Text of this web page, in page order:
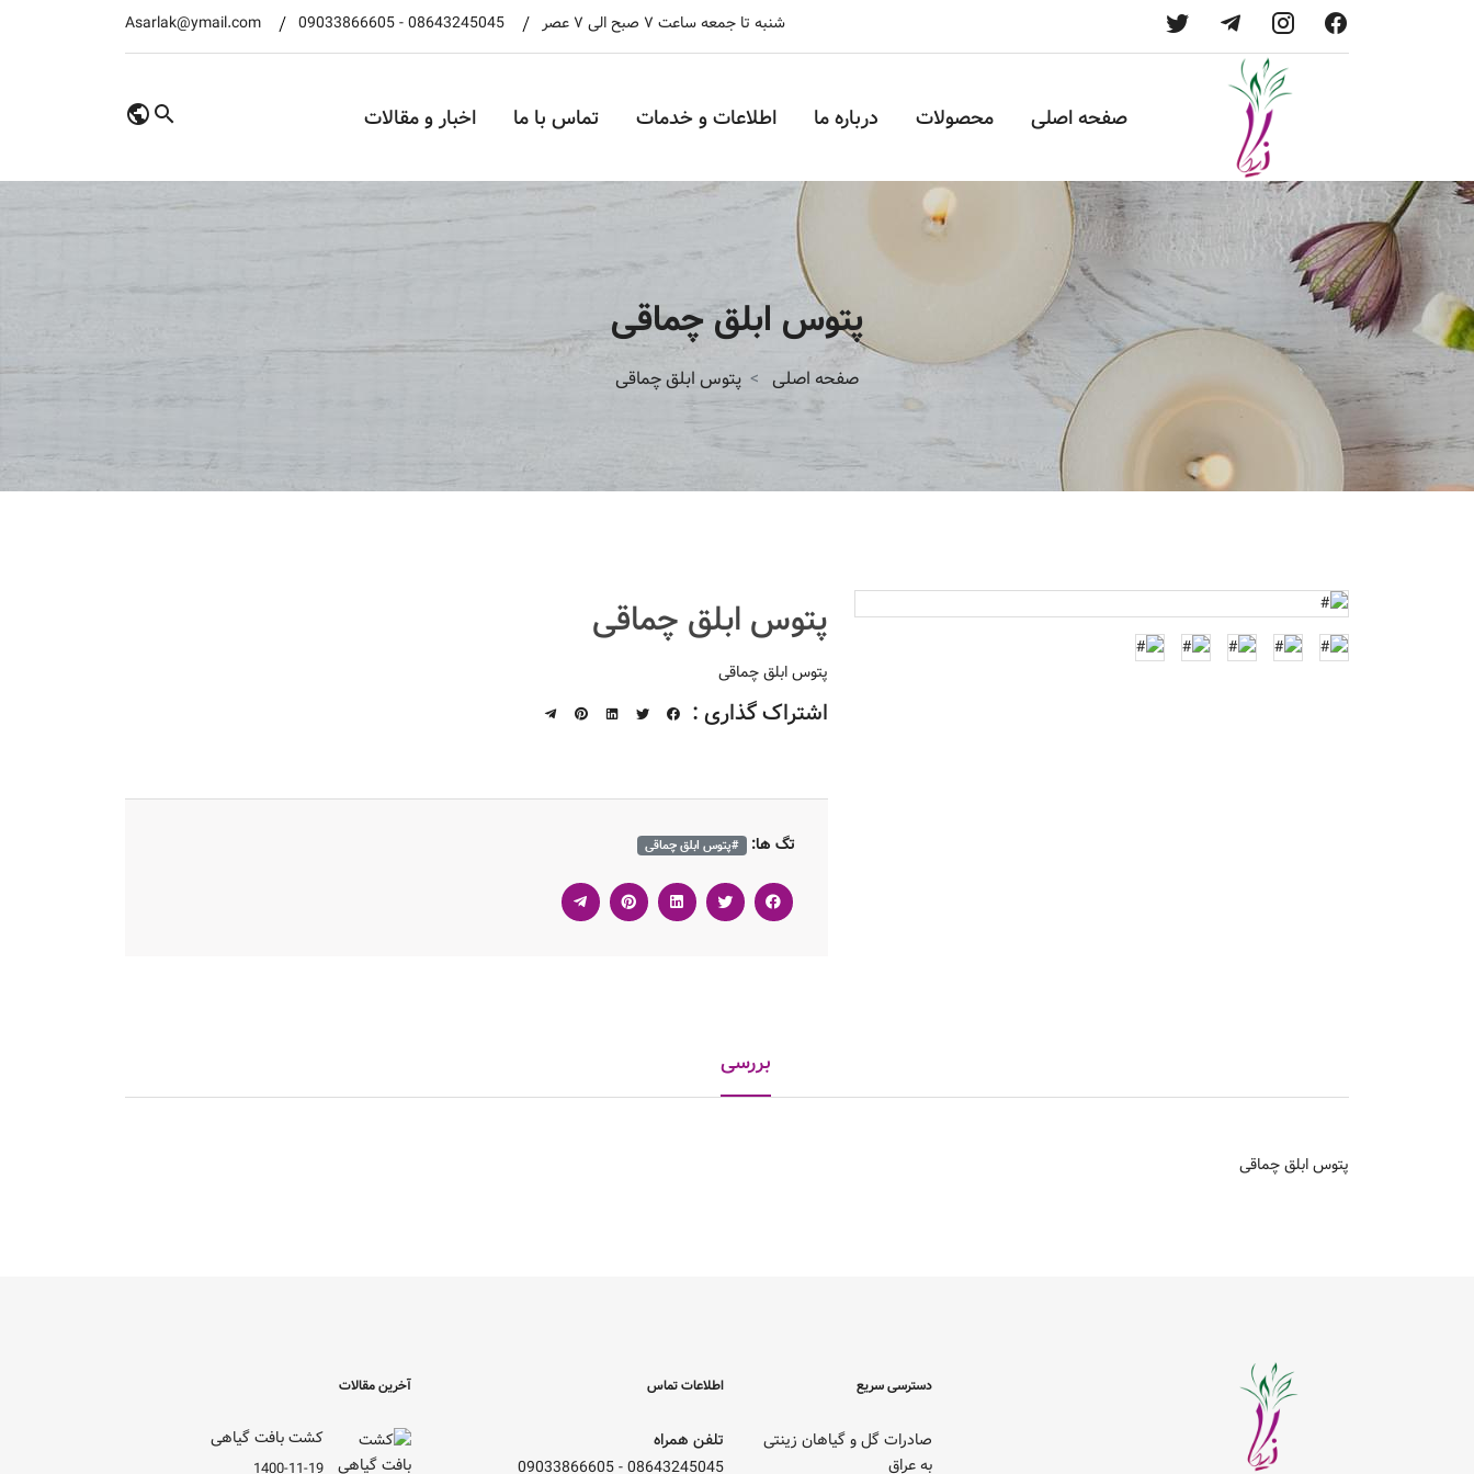
شنبه تا جمعه ساعت ۷ صبح الی ۷ عصر 08643245045
-
09033866605
Asarlak@ymail.com
صفحه اصلی محصولات درباره ما اطلاعات و خدمات تماس با ما اخبار و مقالات
پتوس ابلق چماقی
صفحه اصلی پتوس ابلق چماقی
پتوس ابلق چماقی
پتوس ابلق چماقی
اشتراک گذاری :
تگ ها: #پتوس ابلق چماقی
بررسی
پتوس ابلق چماقی
دسترسی سریع
صادرات گل و گیاهان زینتی
به عراق
اطلاعات تماس
تلفن همراه
08643245045
-
09033866605
آخرین مقالات
کشت بافت گیاهی
1400-11-19